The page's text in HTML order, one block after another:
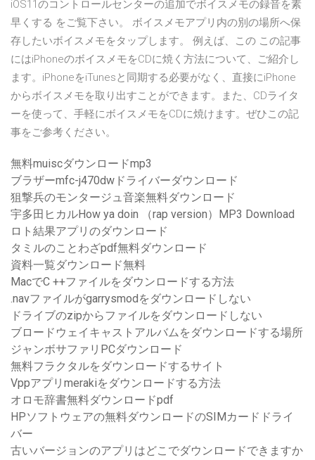
iOS11のコントロールセンターの追加でボイスメモの録音を素
早くする をご覧下さい。 ボイスメモアプリ内の別の場所へ保
存したいボイスメモをタップします。 例えば、この この記事
にはiPhoneのボイスメモをCDに焼く方法について、ご紹介し
ます。iPhoneをiTunesと同期する必要がなく、直接にiPhone
からボイスメモを取り出すことができます。また、CDライタ
ーを使って、手軽にボイスメモをCDに焼けます。ぜひこの記
事をご参考ください。
無料muiscダウンロードmp3
ブラザーmfc-j470dwドライバーダウンロード
狙撃兵のモンタージュ音楽無料ダウンロード
宇多田ヒカルHow ya doin （rap version）MP3 Download
ロト結果アプリのダウンロード
タミルのことわざpdf無料ダウンロード
資料一覧ダウンロード無料
MacでC ++ファイルをダウンロードする方法
.navファイルがgarrysmodをダウンロードしない
ドライブのzipからファイルをダウンロードしない
ブロードウェイキャストアルバムをダウンロードする場所
ジャンボサファリPCダウンロード
無料フラクタルをダウンロードするサイト
Vppアプリmerakiをダウンロードする方法
オロモ辞書無料ダウンロードpdf
HPソフトウェアの無料ダウンロードのSIMカードドライ
バー
古いバージョンのアプリはどこでダウンロードできますか